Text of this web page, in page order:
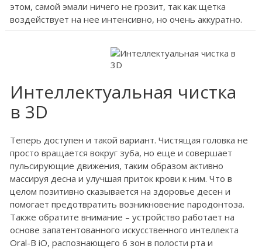
этом, самой эмали ничего не грозит, так как щетка
воздействует на нее интенсивно, но очень аккуратно.
Интеллектуальная чистка
в 3D
Теперь доступен и такой вариант. Чистящая головка не
просто вращается вокруг зуба, но еще и совершает
пульсирующие движения, таким образом активно
массируя десна и улучшая приток крови к ним. Что в
целом позитивно сказывается на здоровье десен и
помогает предотвратить возникновение пародонтоза.
Также обратите внимание – устройство работает на
основе запатентованного искусственного интеллекта
Oral-B iO, распознающего 6 зон в полости рта и